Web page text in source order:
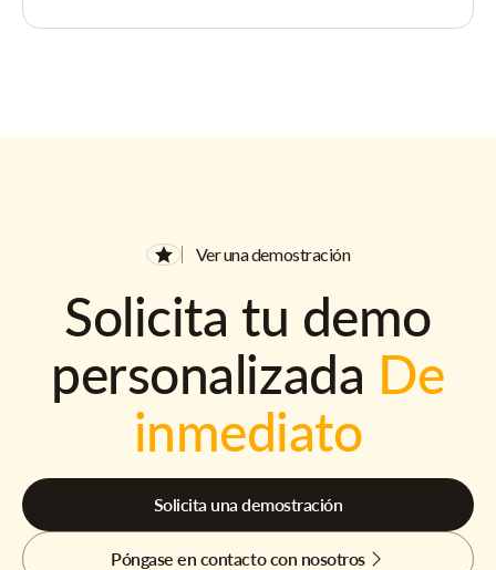
Ver una demostración
Solicita tu demo
personalizada De
inmediato
Solicita una demostración
Póngase en contacto con nosotros